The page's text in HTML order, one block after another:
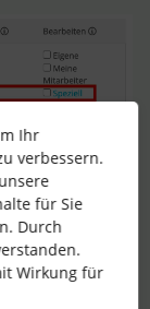
somit
immer
Ihr
verbessern.
für Sie
Durch
Wirkung für